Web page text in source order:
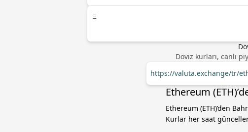
Ξ
Döviz kurları, canlı
https://valuta.exchange/tr/
Ethereum
Ethereum (ETH)’den
Kurlar her saat